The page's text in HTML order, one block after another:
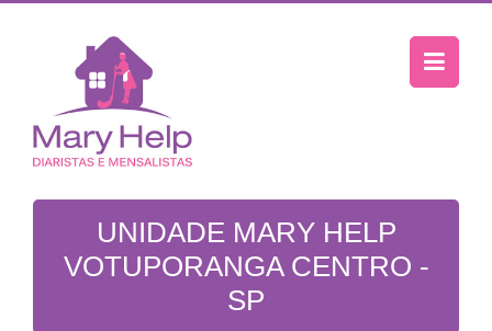
UNIDADE MARY HELP
VOTUPORANGA CENTRO -
SP